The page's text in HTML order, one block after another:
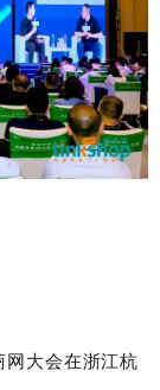
大会在浙江杭